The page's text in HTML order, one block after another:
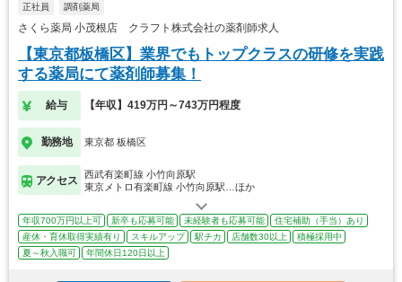
正社員 調剤薬局
さくら薬局 小茂根店 クラフト株式会社の薬剤師求人
【東京都板橋区】業界でもトップクラスの研修を実践
する薬局にて薬剤師募集！
給与 【年収】419万円～743万円程度
勤務地 東京都 板橋区
アクセス
西武有楽町線 小竹向原駅
東京メトロ有楽町線 小竹向原駅…ほか
年収700万円以上可 新卒も応募可能 未経験者も応募可能
住宅補助（手当）あり
産休・育休取得実績有り
スキルアップ 駅チカ 店舗数30以上
積極採用中
夏～秋入職可
年間休日120日以上